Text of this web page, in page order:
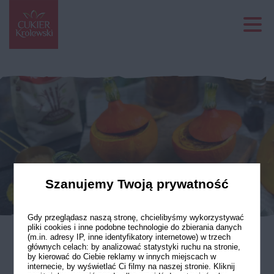
Dyniowy creme brulee
Szanujemy Twoją prywatność
Gdy przeglądasz naszą stronę, chcielibyśmy wykorzystywać
pliki cookies i inne podobne technologie do zbierania danych
(m.in. adresy IP, inne identyfikatory internetowe) w trzech
głównych celach: by analizować statystyki ruchu na stronie,
by kierować do Ciebie reklamy w innych miejscach w
internecie, by wyświetlać Ci filmy na naszej stronie. Kliknij